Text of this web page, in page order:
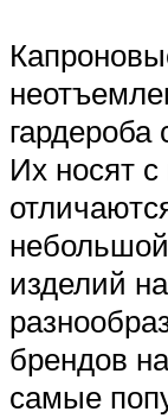
Их носят
изделий
брендов
самые